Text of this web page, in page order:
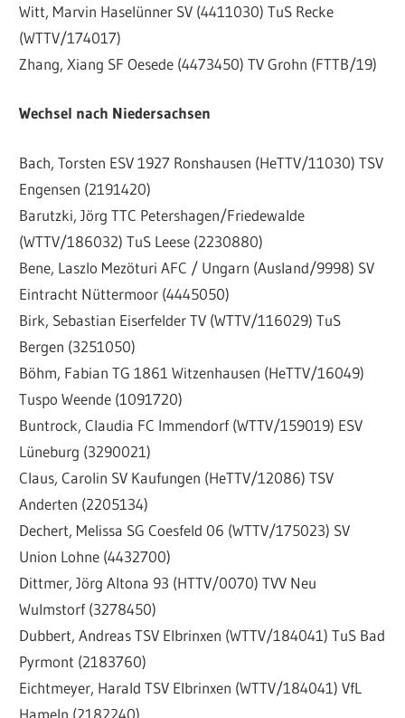
Witt, Marvin Haselünner SV (4411030) TuS Recke
(WTTV/174017)
Zhang, Xiang SF Oesede (4473450) TV Grohn (FTTB/19)
Wechsel nach Niedersachsen
Bach, Torsten ESV 1927 Ronshausen (HeTTV/11030) TSV
Engensen (2191420)
Barutzki, Jörg TTC Petershagen/Friedewalde
(WTTV/186032) TuS Leese (2230880)
Bene, Laszlo Mezöturi AFC / Ungarn (Ausland/9998) SV
Eintracht Nüttermoor (4445050)
Birk, Sebastian Eiserfelder TV (WTTV/116029) TuS
Bergen (3251050)
Böhm, Fabian TG 1861 Witzenhausen (HeTTV/16049)
Tuspo Weende (1091720)
Buntrock, Claudia FC Immendorf (WTTV/159019) ESV
Lüneburg (3290021)
Claus, Carolin SV Kaufungen (HeTTV/12086) TSV
Anderten (2205134)
Dechert, Melissa SG Coesfeld 06 (WTTV/175023) SV
Union Lohne (4432700)
Dittmer, Jörg Altona 93 (HTTV/0070) TVV Neu
Wulmstorf (3278450)
Dubbert, Andreas TSV Elbrinxen (WTTV/184041) TuS Bad
Pyrmont (2183760)
Eichtmeyer, Harald TSV Elbrinxen (WTTV/184041) VfL
Hameln (2182240)